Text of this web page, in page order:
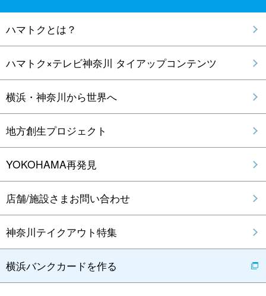
ハマトクとは？
ハマトク×テレビ神奈川 タイアップコンテンツ
横浜・神奈川から世界へ
地方創生プロジェクト
YOKOHAMA再発見
店舗/施設さまお問い合わせ
神奈川テイクアウト特集
横浜バンクカードを作る